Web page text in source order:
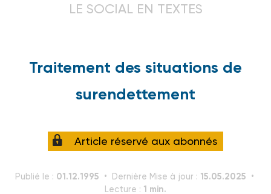
LE SOCIAL EN TEXTES
Traitement des situations de
surendettement
Article réservé aux abonnés
Publié le : 01.12.1995 Dernière Mise à jour : 15.05.2025
Lecture : 1 min.